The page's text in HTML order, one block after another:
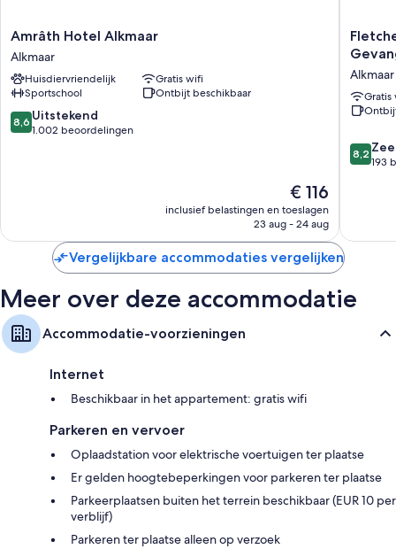
Amrâth
Hotel
Alkmaar
Alkmaar
Amrâth Hotel Alkmaar
Alkmaar
Huisdiervriendelijk
Gratis wifi
Sportschool
Ontbijt beschikbaar
8.6
van
8,6 Uitstekend
1.002 beoordelingen
De
prijs
is
€ 116
inclusief belastingen en toeslagen
23 aug - 24 aug
Fletcher
Hotel-
De
Oude
Alkmaar
Alkmaar
Alkmaar
Gratis
8.2
van
8,2
193
Vergelijkbare accommodaties vergelijken
Meer over deze accommodatie
Accommodatie-voorzieningen
Internet
Beschikbaar in het appartement: gratis wifi
Parkeren en vervoer
Oplaadstation voor elektrische voertuigen ter plaatse
Er gelden hoogtebeperkingen voor parkeren ter plaatse
Parkeerplaatsen buiten het terrein beschikbaar (EUR 10 per
verblijf)
Parkeren ter plaatse alleen op verzoek